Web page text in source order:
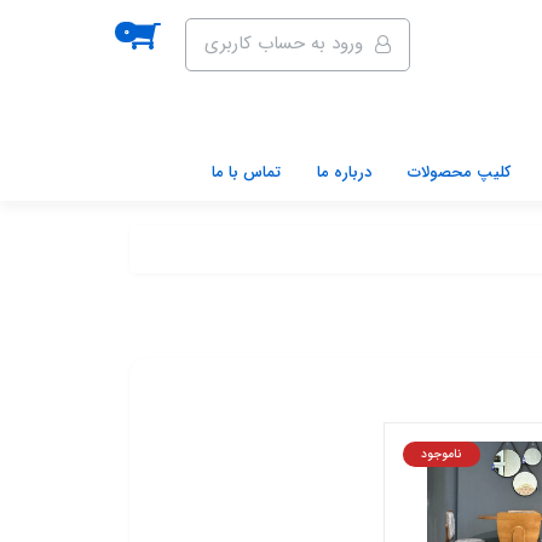
ورود به حساب کاربری 0
کلیپ محصولات درباره ما تماس با ما
ناموجود